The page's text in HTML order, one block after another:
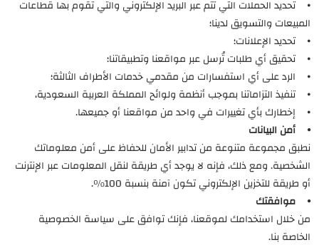
⦁ تحديد الحملات التي تتم عبر البريد الإلكتروني والتي تقوم بها قطاعات
المبيعات والتسويق لدينا؛
⦁ تحديد الإعلانات؛
⦁ تحقيق أي طلبات تُرسل عبر مواقعنا وتطبيقاتنا؛
⦁ الرد على أي استفسارات من مقدمي خدمات الأطراف الثالثة؛
⦁ تنفيذ التزاماتنا بموجب أنظمة ولوائح المملكة العربية السعودية،
⦁ إخطارك بأي تغييرات في واحد من مواقعنا أو جميعها.
⦁ أمن البيانات
نطبق مجموعة متنوعة من تدابير الأمان للحفاظ على أمن معلوماتك
الشخصية. ومع ذلك، فإنه لا يوجد أي طريقة لنقل المعلومات عبر الإنترنت
أو طريقة للتخزين الإلكتروني تكون آمنة بنسبة 100%.
⦁ موافقتك
من خلال استخدامك لموقعنا، فإنك توافق على سياسة الخصوصية
الخاصة بنا.